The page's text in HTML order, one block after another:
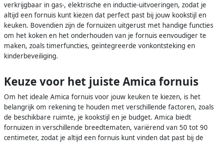
verkrijgbaar in gas-, elektrische en inductie-uitvoeringen, zodat je
altijd een fornuis kunt kiezen dat perfect past bij jouw kookstijl en
keuken. Bovendien zijn de fornuizen uitgerust met handige functies
om het koken en het onderhouden van je fornuis eenvoudiger te
maken, zoals timerfuncties, geïntegreerde vonkontsteking en
kinderbeveiliging.
Keuze voor het juiste Amica fornuis
Om het ideale Amica fornuis voor jouw keuken te kiezen, is het
belangrijk om rekening te houden met verschillende factoren, zoals
de beschikbare ruimte, je kookstijl en je budget. Amica biedt
fornuizen in verschillende breedtematen, variërend van 50 tot 90
centimeter, zodat je altijd een fornuis kunt vinden dat past bij de